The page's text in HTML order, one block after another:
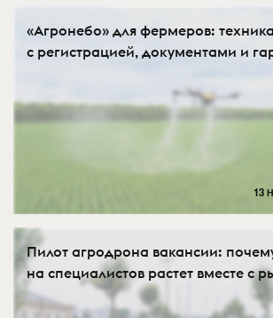
«Агронебо» для фермеров: техника
с регистрацией, документами и
13
Пилот агродрона вакансии:
на специалистов растет вместе с